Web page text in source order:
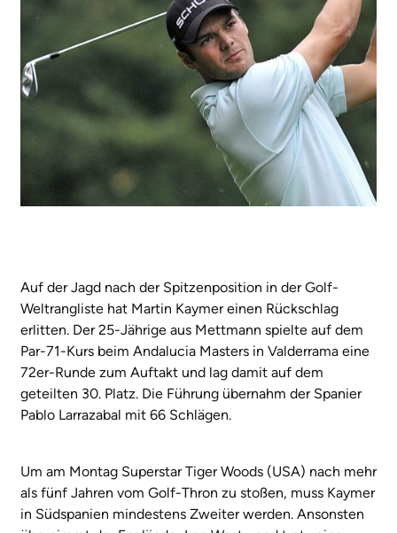
Auf der Jagd nach der Spitzenposition in der Golf-
Weltrangliste hat Martin Kaymer einen Rückschlag
erlitten. Der 25-Jährige aus Mettmann spielte auf dem
Par-71-Kurs beim Andalucia Masters in Valderrama eine
72er-Runde zum Auftakt und lag damit auf dem
geteilten 30. Platz. Die Führung übernahm der Spanier
Pablo Larrazabal mit 66 Schlägen.
Um am Montag Superstar Tiger Woods (USA) nach mehr
als fünf Jahren vom Golf-Thron zu stoßen, muss Kaymer
in Südspanien mindestens Zweiter werden. Ansonsten